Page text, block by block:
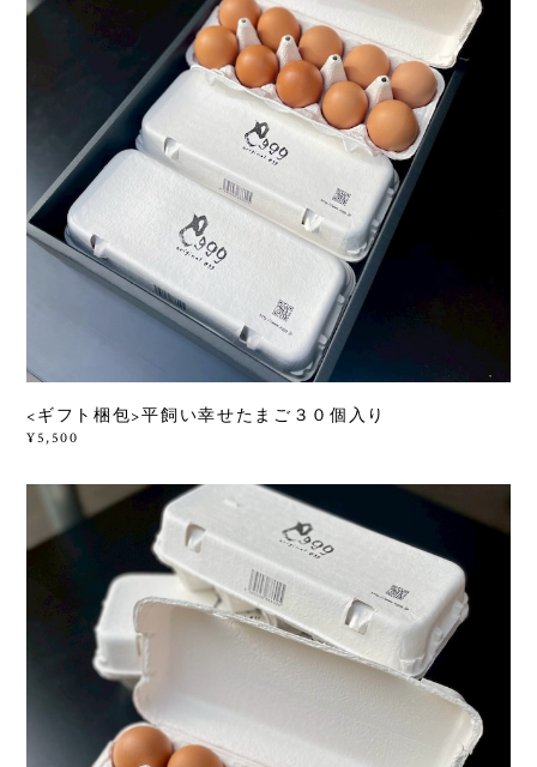
<ギフト梱包>平飼い幸せたまご３０個入り
¥5,500